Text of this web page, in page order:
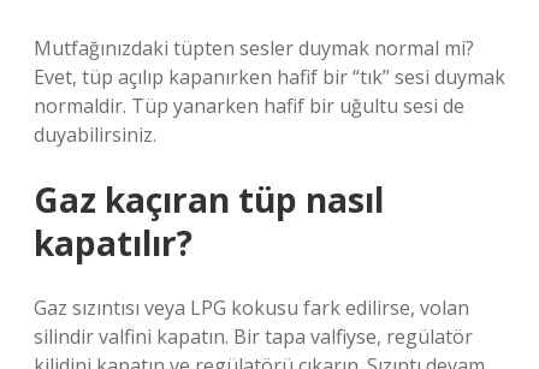
Mutfağınızdaki tüpten sesler duymak normal mi?
Evet, tüp açılıp kapanırken hafif bir “tık” sesi duymak
normaldir. Tüp yanarken hafif bir uğultu sesi de
duyabilirsiniz.
Gaz kaçıran tüp nasıl
kapatılır?
Gaz sızıntısı veya LPG kokusu fark edilirse, volan
silindir valfini kapatın. Bir tapa valfiyse, regülatör